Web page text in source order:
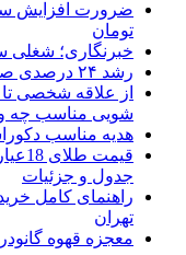
تومان
خبرنگاری؛ شغلی
رشد ۲۴ درصدی صدور کارت‌های بازرگانی در گرگان
از علاقه شخصی
شویی مناسب چه
هدیه مناسب
جدول و جزئیات
راهنمای کامل
تهران
معجزه قهوه